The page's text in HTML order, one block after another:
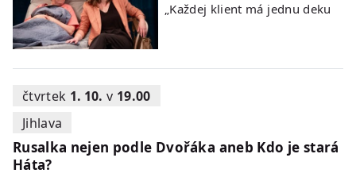
„Každej klient má jednu deku
čtvrtek 1. 10. v 19.00
Jihlava
Rusalka nejen podle Dvořáka aneb Kdo je stará
Háta?